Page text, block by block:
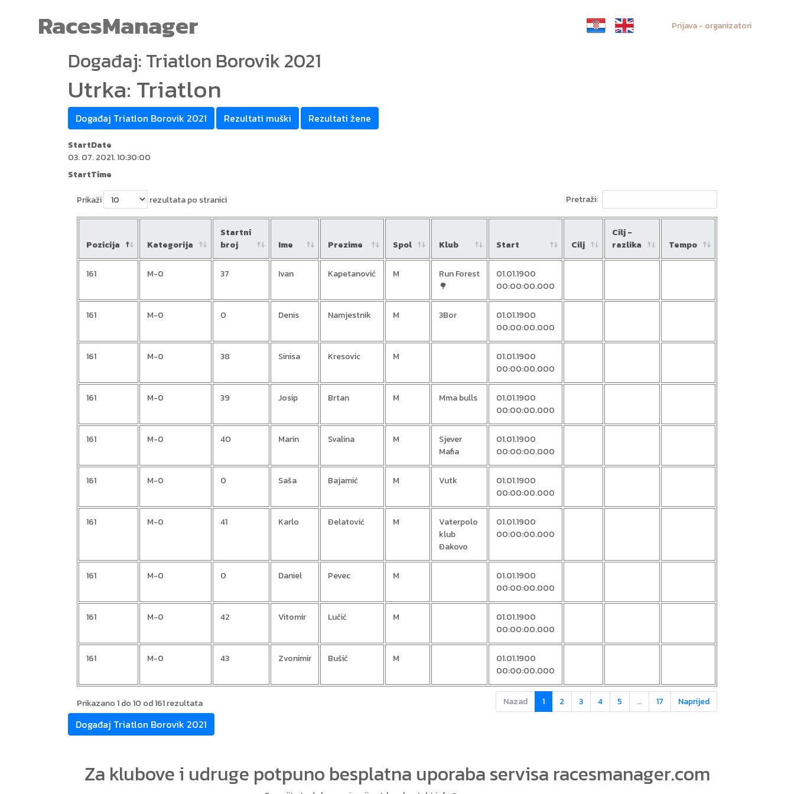
RacesManager Prijava - organizatori
Događaj: Triatlon Borovik 2021
Utrka: Triatlon
Događaj Triatlon Borovik 2021 Rezultati muški Rezultati žene
StartDate
03. 07. 2021. 10:30:00
StartTime
Prikaži rezultata po stranici Pretraži:
Pozicija Kategorija
Startni
broj
Ime Prezime Spol Klub Start Cilj
Cilj -
razlika
Tempo
161 M-0 37 Ivan Kapetanović M
Run Forest
🌳
01.01.1900
00:00:00.000
161 M-0 0 Denis Namjestnik M 3Bor
01.01.1900
00:00:00.000
161 M-0 38 Sinisa Kresovic M
01.01.1900
00:00:00.000
161 M-0 39 Josip Brtan M Mma bulls
01.01.1900
00:00:00.000
161 M-0 40 Marin Svalina M
Sjever
Mafia
01.01.1900
00:00:00.000
161 M-0 0 Saša Bajamić M Vutk
01.01.1900
00:00:00.000
161 M-0 41 Karlo Đelatović M
Vaterpolo
klub
Đakovo
01.01.1900
00:00:00.000
161 M-0 0 Daniel Pevec M
01.01.1900
00:00:00.000
161 M-0 42 Vitomir Lučić M
01.01.1900
00:00:00.000
161 M-0 43 Zvonimir Bušić M
01.01.1900
00:00:00.000
Prikazano 1 do 10 od 161 rezultata Nazad 1 2 3 4 5 … 17 Naprijed
Događaj Triatlon Borovik 2021
Za klubove i udruge potpuno besplatna uporaba servisa racesmanager.com